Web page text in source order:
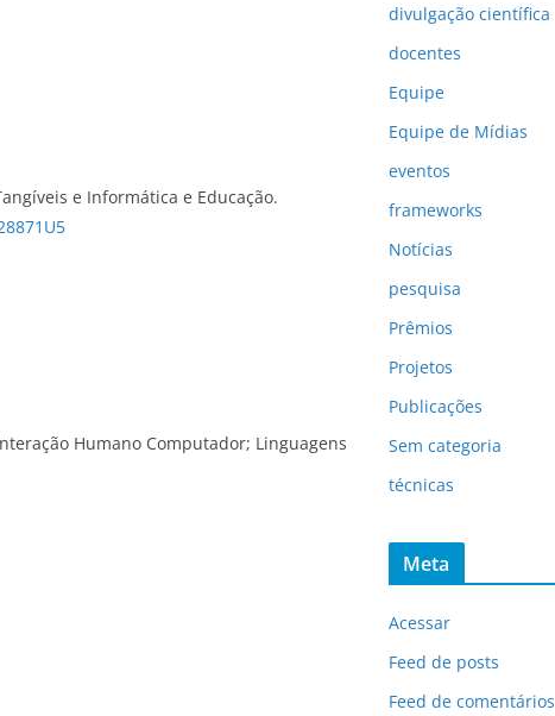
e Informática e Educação.
Humano Computador; Linguagens
divulgação científica
docentes
Equipe
Equipe de Mídias
eventos
frameworks
Notícias
pesquisa
Prêmios
Projetos
Publicações
Sem categoria
técnicas
Meta
Acessar
Feed de posts
Feed de comentários